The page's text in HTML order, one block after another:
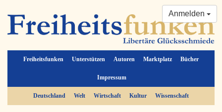
Freiheitsfunken Unterstützen Autoren Marktplatz Bücher
Impressum
Anmelden
Deutschland Welt Wirtschaft Kultur Wissenschaft